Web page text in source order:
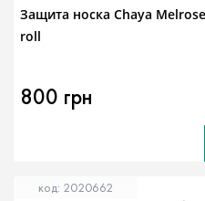
Защита носка Chaya
roll
800 грн
код: 2020662